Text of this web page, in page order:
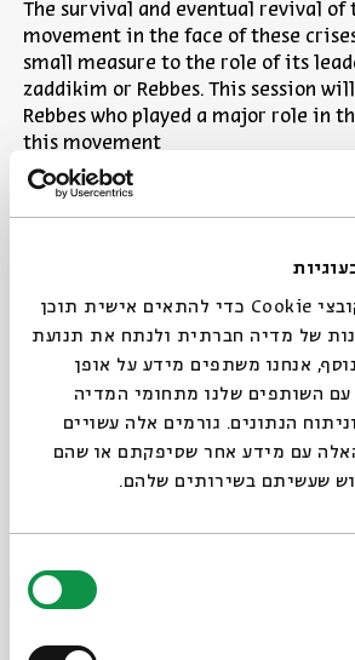
אנחנו משתמשים בקובצי Cookie כדי להתאים אישית תוכן
של מדיה חברתית ולנתח את תנועת
אנחנו משתפים מידע על אופן
השותפים שלנו מתחומי המדיה
הנתונים. גורמים אלה עשויים
עם מידע אחר שסיפקתם או שהם
שעשיתם בשירותים שלהם.
The survival and eventual revival of
movement in the face of these
small measure to the role of its
zaddikim or Rebbes. This session
Rebbes who played a major role in
this movement
Share
Other episodes in